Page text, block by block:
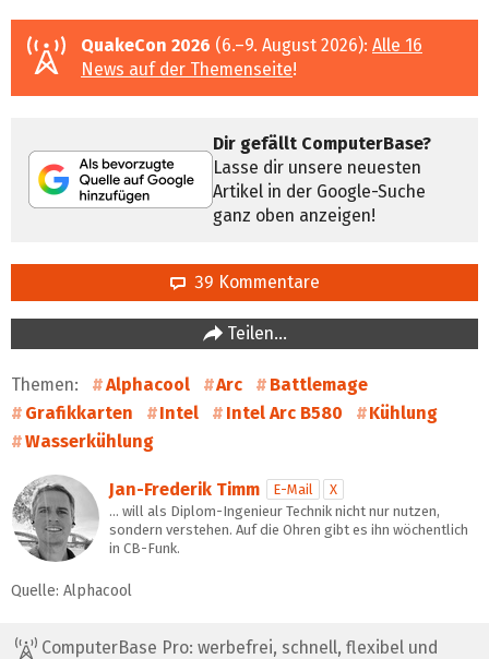
QuakeCon 2026 (6.–9. August 2026): Alle 16
News auf der Themenseite!
Dir gefällt ComputerBase?
Lasse dir unsere neuesten
Artikel in der Google-Suche
ganz oben anzeigen!
39 Kommentare
Teilen…
Themen: Alphacool Arc
Battlemage
Grafikkarten
Intel Intel Arc B580
Kühlung
Wasserkühlung
Jan-Frederik Timm E-Mail
X
… will als Diplom-Ingenieur Technik nicht nur nutzen,
sondern verstehen. Auf die Ohren gibt es ihn wöchentlich
in CB-Funk.
Quelle: Alphacool
ComputerBase Pro: werbefrei, schnell, flexibel und